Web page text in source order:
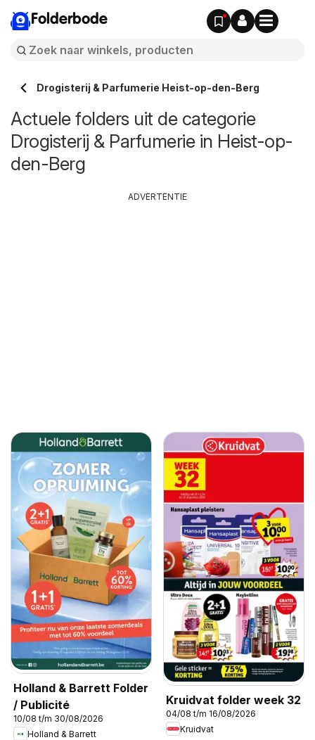
Folderbode
Drogisterij & Parfumerie Heist-op-den-Berg
Actuele folders uit de categorie
Drogisterij & Parfumerie in Heist-op-
den-Berg
Holland & Barrett Folder
/ Publicité
10/08 t/m 30/08/2026
Holland & Barrett
Kruidvat folder week 32
04/08 t/m 16/08/2026
Kruidvat
ADVERTENTIE